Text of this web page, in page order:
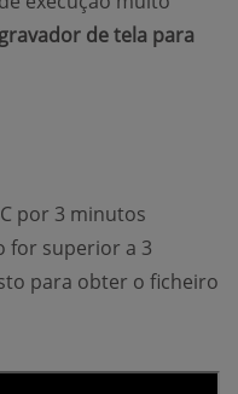
de tela para
por 3 minutos
for superior a 3
para obter o ficheiro